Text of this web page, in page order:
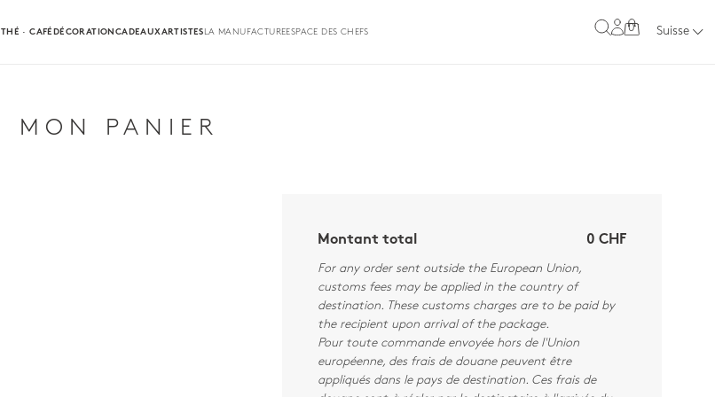
THÉ · CAFÉDÉCORATIONCADEAUXARTISTESLA MANUFACTUREESPACE DES CHEFS 0 Suisse
MON PANIER
Montant total 0 CHF
For any order sent outside the European Union,
customs fees may be applied in the country of
destination. These customs charges are to be paid by
the recipient upon arrival of the package.
Pour toute commande envoyée hors de l'Union
européenne, des frais de douane peuvent être
appliqués dans le pays de destination. Ces frais de